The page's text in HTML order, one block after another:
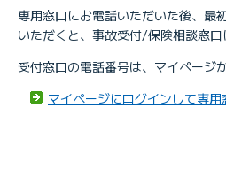
専用窓口にお電話いただいた後、
いただくと、事故受付/保険相談窓口
受付窓口の電話番号は、マイページ
マイページにログインして専